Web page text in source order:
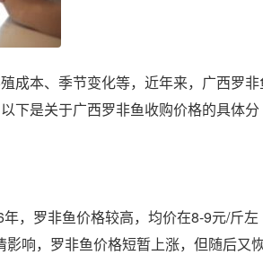
成本、季节变化等，近年来，广西罗非
下是关于广西罗非鱼收购价格的具体分
，罗非鱼价格较高，均价在8-9元/斤左
响，罗非鱼价格短暂上涨，但随后又